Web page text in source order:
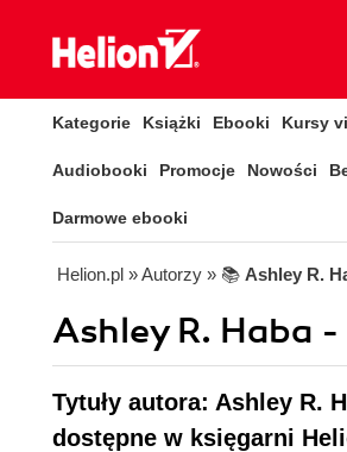
Kategorie Książki Ebooki Kursy
Audiobooki Promocje Nowości
Darmowe ebooki
Helion.pl » Autorzy » 📚 Ashley R.
Ashley R. Haba
Tytuły autora: Ashley R.
dostępne w księgarni